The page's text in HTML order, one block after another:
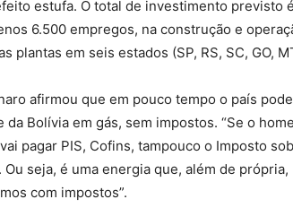
estufa. O total de investimento previsto
6.500 empregos, na construção e
plantas em seis estados (SP, RS, SC, GO,
afirmou que em pouco tempo o país
Bolívia em gás, sem impostos. “Se o
pagar PIS, Cofins, tampouco o Imposto
seja, é uma energia que, além de
com impostos”.